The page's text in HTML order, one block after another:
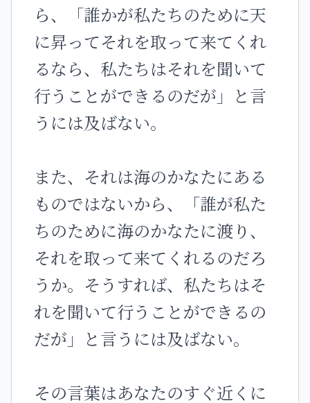
ら、「誰かが私たちのために天
に昇ってそれを取って来てくれ
るなら、私たちはそれを聞いて
行うことができるのだが」と言
うには及ばない。
また、それは海のかなたにある
ものではないから、「誰が私た
ちのために海のかなたに渡り、
それを取って来てくれるのだろ
うか。そうすれば、私たちはそ
れを聞いて行うことができるの
だが」と言うには及ばない。
その言葉はあなたのすぐ近くに